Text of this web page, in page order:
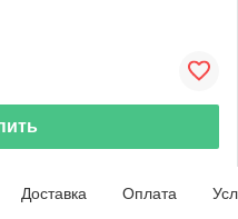
Доставка Оплата